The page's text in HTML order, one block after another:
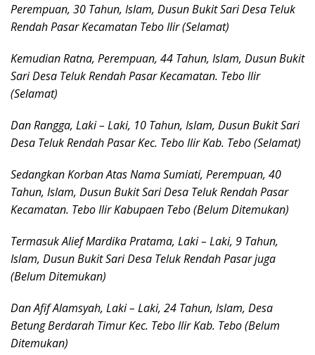
Perempuan, 30 Tahun, Islam, Dusun Bukit Sari Desa Teluk
Rendah Pasar Kecamatan Tebo Ilir (Selamat)
Kemudian Ratna, Perempuan, 44 Tahun, Islam, Dusun Bukit
Sari Desa Teluk Rendah Pasar Kecamatan. Tebo Ilir
(Selamat)
Dan Rangga, Laki – Laki, 10 Tahun, Islam, Dusun Bukit Sari
Desa Teluk Rendah Pasar Kec. Tebo Ilir Kab. Tebo (Selamat)
Sedangkan Korban Atas Nama Sumiati, Perempuan, 40
Tahun, Islam, Dusun Bukit Sari Desa Teluk Rendah Pasar
Kecamatan. Tebo Ilir Kabupaen Tebo (Belum Ditemukan)
Termasuk Alief Mardika Pratama, Laki – Laki, 9 Tahun,
Islam, Dusun Bukit Sari Desa Teluk Rendah Pasar juga
(Belum Ditemukan)
Dan Afif Alamsyah, Laki – Laki, 24 Tahun, Islam, Desa
Betung Berdarah Timur Kec. Tebo Ilir Kab. Tebo (Belum
Ditemukan)